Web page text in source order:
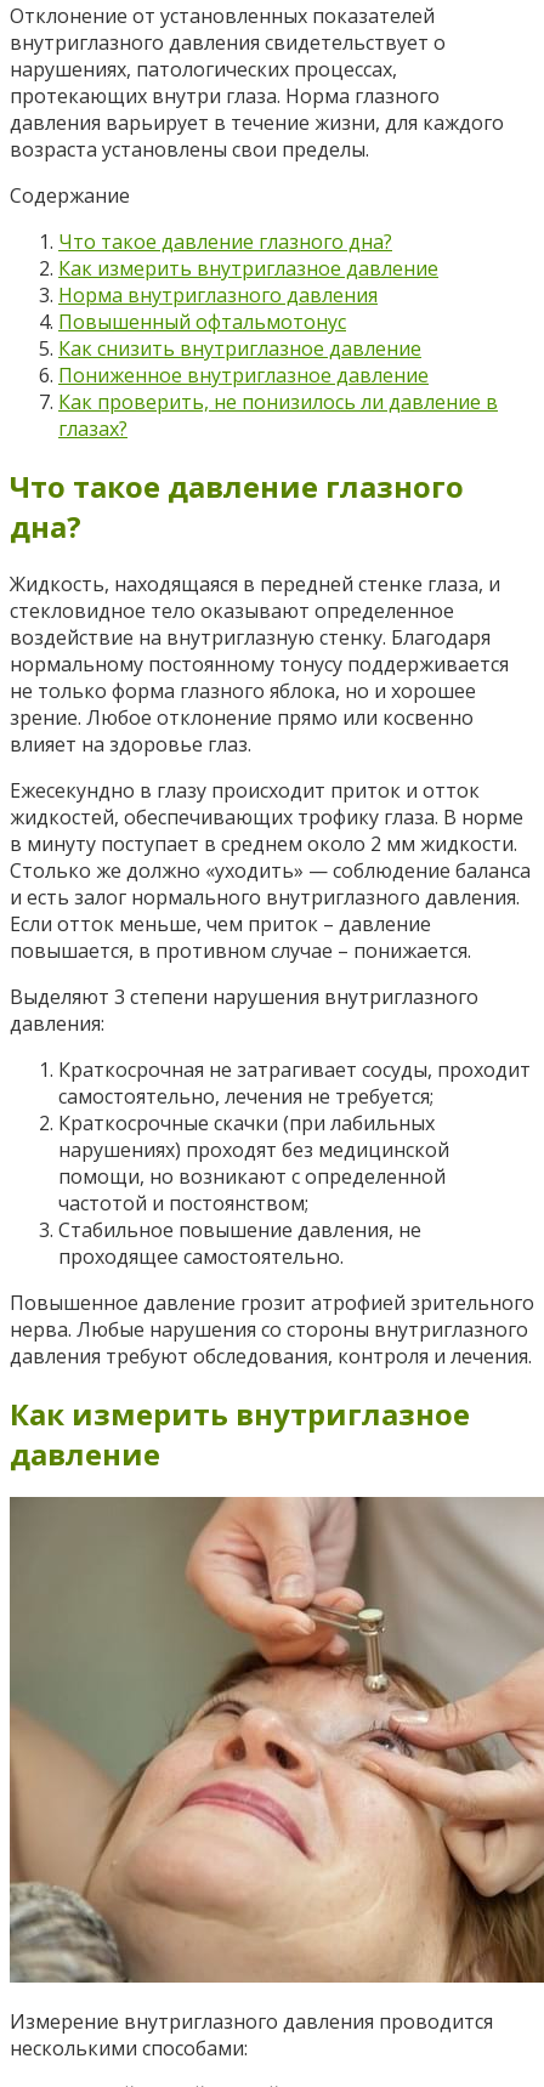
Отклонение от установленных показателей
внутриглазного давления свидетельствует о
нарушениях, патологических процессах,
протекающих внутри глаза. Норма глазного
давления варьирует в течение жизни, для каждого
возраста установлены свои пределы.
Содержание
Что такое давление глазного дна?
Как измерить внутриглазное давление
Норма внутриглазного давления
Повышенный офтальмотонус
Как снизить внутриглазное давление
Пониженное внутриглазное давление
Как проверить, не понизилось ли давление в
глазах?
Что такое давление глазного
дна?
Жидкость, находящаяся в передней стенке глаза, и
стекловидное тело оказывают определенное
воздействие на внутриглазную стенку. Благодаря
нормальному постоянному тонусу поддерживается
не только форма глазного яблока, но и хорошее
зрение. Любое отклонение прямо или косвенно
влияет на здоровье глаз.
Ежесекундно в глазу происходит приток и отток
жидкостей, обеспечивающих трофику глаза. В норме
в минуту поступает в среднем около 2 мм жидкости.
Столько же должно «уходить» — соблюдение баланса
и есть залог нормального внутриглазного давления.
Если отток меньше, чем приток – давление
повышается, в противном случае – понижается.
Выделяют 3 степени нарушения внутриглазного
давления:
Краткосрочная не затрагивает сосуды, проходит
самостоятельно, лечения не требуется;
Краткосрочные скачки (при лабильных
нарушениях) проходят без медицинской
помощи, но возникают с определенной
частотой и постоянством;
Стабильное повышение давления, не
проходящее самостоятельно.
Повышенное давление грозит атрофией зрительного
нерва. Любые нарушения со стороны внутриглазного
давления требуют обследования, контроля и лечения.
Как измерить внутриглазное
давление
Измерение внутриглазного давления проводится
несколькими способами: